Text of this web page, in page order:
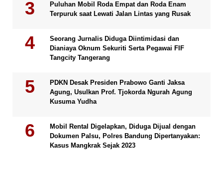
Puluhan Mobil Roda Empat dan Roda Enam
Terpuruk saat Lewati Jalan Lintas yang Rusak
Seorang Jurnalis Diduga Diintimidasi dan
Dianiaya Oknum Sekuriti Serta Pegawai FIF
Tangcity Tangerang
PDKN Desak Presiden Prabowo Ganti Jaksa
Agung, Usulkan Prof. Tjokorda Ngurah Agung
Kusuma Yudha
Mobil Rental Digelapkan, Diduga Dijual dengan
Dokumen Palsu, Polres Bandung Dipertanyakan:
Kasus Mangkrak Sejak 2023